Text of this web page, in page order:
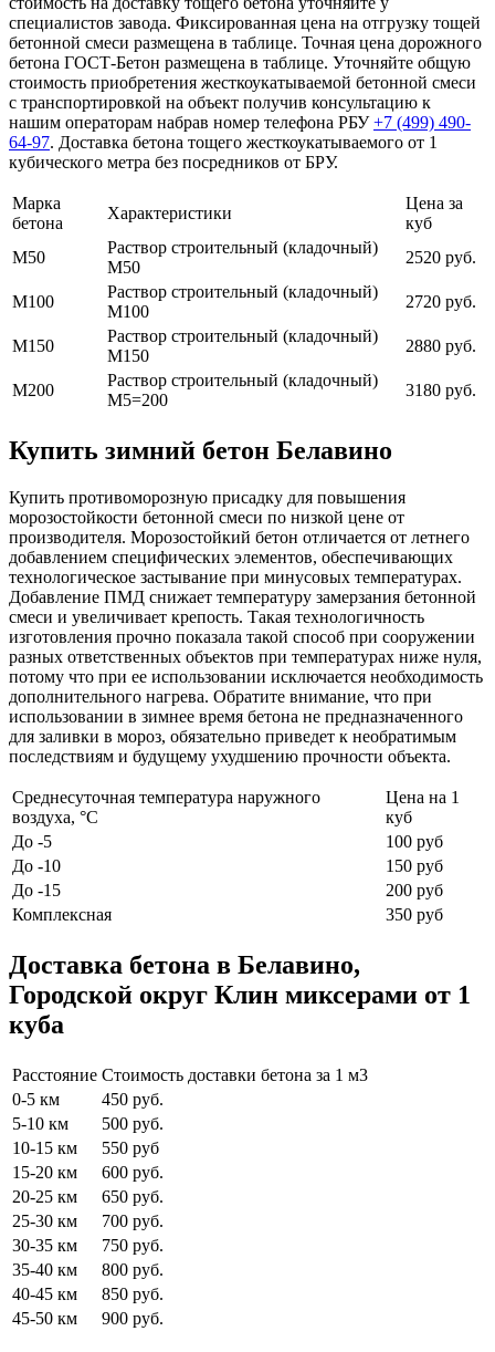
специалистов завода. Фиксированная цена на отгрузку тощей
бетонной смеси размещена в таблице. Точная цена дорожного
бетона ГОСТ-Бетон размещена в таблице. Уточняйте общую
стоимость приобретения жесткоукатываемой бетонной смеси
с транспортировкой на объект получив консультацию к
нашим операторам набрав номер телефона РБУ+7 (499) 490-
64-97. Доставка бетона тощего жесткоукатываемого от 1
кубического метра без посредников от БРУ.
Марка
бетона
Характеристики
Цена за
куб
М50
Раствор строительный (кладочный)
М50
2520 руб.
М100
Раствор строительный (кладочный)
М100
2720 руб.
М150
Раствор строительный (кладочный)
М150
2880 руб.
М200
Раствор строительный (кладочный)
М5=200
3180 руб.
Купить зимний бетон Белавино
Купить противоморозную присадку для повышения
морозостойкости бетонной смеси по низкой цене от
производителя. Морозостойкий бетон отличается от летнего
добавлением специфических элементов, обеспечивающих
технологическое застывание при минусовых температурах.
Добавление ПМД снижает температуру замерзания бетонной
смеси и увеличивает крепость. Такая технологичность
изготовления прочно показала такой способ при сооружении
разных ответственных объектов при температурах ниже нуля,
потому что при ее использовании исключается необходимость
дополнительного нагрева. Обратите внимание, что при
использовании в зимнее время бетона не предназначенного
для заливки в мороз, обязательно приведет к необратимым
последствиям и будущему ухудшению прочности объекта.
Среднесуточная температура наружного
воздуха, °C
Цена на 1
куб
До -5
100 руб
До -10
150 руб
До -15
200 руб
Комплексная
350 руб
Доставка бетона в Белавино,
Городской округ Клин миксерами от 1
куба
Расстояние Стоимость доставки бетона за 1 м3
0-5 км
450 руб.
5-10 км
500 руб.
10-15 км
550 руб
15-20 км
600 руб.
20-25 км
650 руб.
25-30 км
700 руб.
30-35 км
750 руб.
35-40 км
800 руб.
40-45 км
850 руб.
45-50 км
900 руб.